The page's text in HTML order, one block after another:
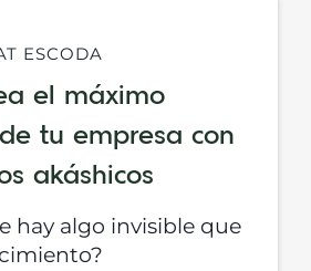
ESCODA
el máximo
tu empresa con
akáshicos
hay algo invisible que